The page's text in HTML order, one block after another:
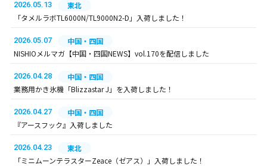
2026.05.13
東北
「タメルラボTL6000N/TL9000N2-D」入荷しました！
2026.05.07
中国・四国
NISHIOメルマガ【中国・四国NEWS】vol.170を配信しました
2026.04.28
中国・四国
業務用かき氷機「Blizzastar J」を入荷しました！
2026.04.27
中国・四国
『アースフック』入荷しました
2026.04.23
東北
「ミニムーンテラスターZeace（ゼアス）」入荷しました！